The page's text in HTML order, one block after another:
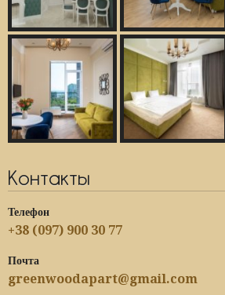
Контакты
Телефон
+38 (097) 900 30 77
Почта
greenwoodapart@gmail.com